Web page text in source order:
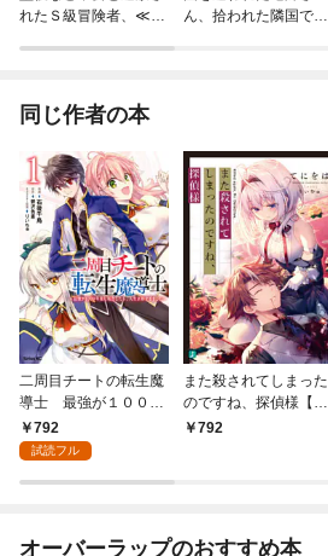
れたＳ級冒険者、≪奴
ん、拾われた隣国でう
同じ作者の本
二周目チートの転生魔
導士 最強が１０００
年後に転生したら、人
生余裕すぎました
792
試読フル
また殺されてしまった
のですね、探偵様【電
子特典付き】
792
オーバーラップのおすすめ本